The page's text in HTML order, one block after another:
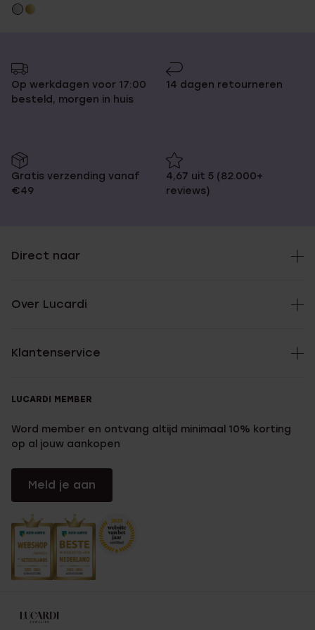
Op werkdagen voor 17:00
besteld, morgen in huis
14 dagen retourneren
Gratis verzending vanaf
€49
4,67 uit 5 (82.000+
reviews)
Direct naar
Over Lucardi
Klantenservice
LUCARDI MEMBER
Word member en ontvang altijd minimaal 10% korting
op al jouw aankopen
Meld je aan